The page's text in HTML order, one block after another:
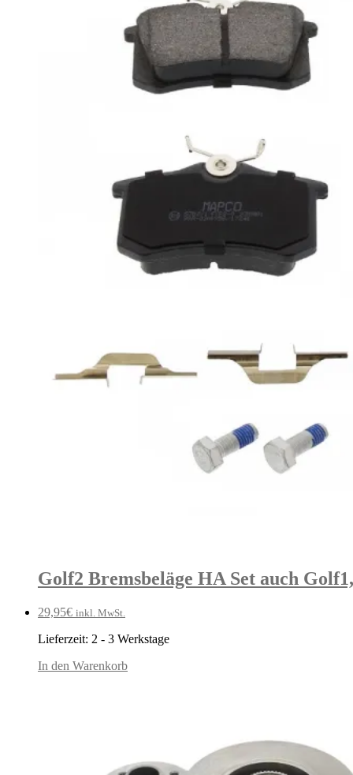
Golf2 Bremsbeläge HA Set auch
29,95€ inkl. MwSt.
Lieferzeit: 2 - 3 Werkstage
In den Warenkorb